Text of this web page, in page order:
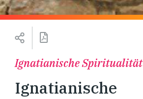
Ignatianische Spiritualität
Ignatianische